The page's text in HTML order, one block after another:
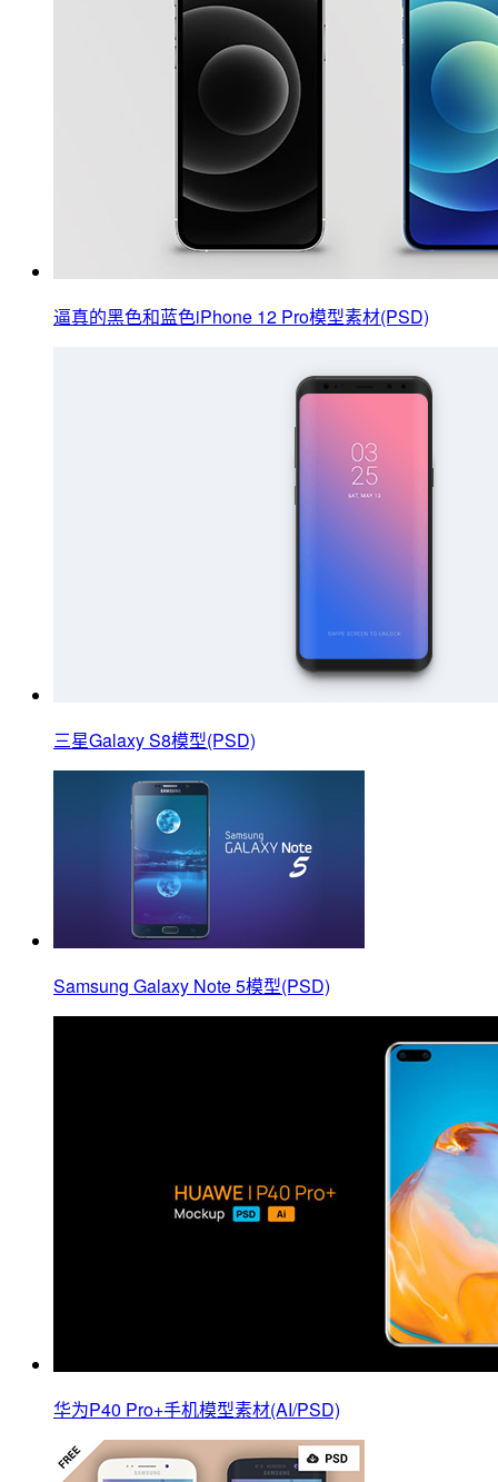
逼真的黑色和蓝色iPhone 12 Pro模型素材(PSD)
三星Galaxy S8模型(PSD)
Samsung Galaxy Note 5模型(PSD)
华为P40 Pro+手机模型素材(AI/PSD)